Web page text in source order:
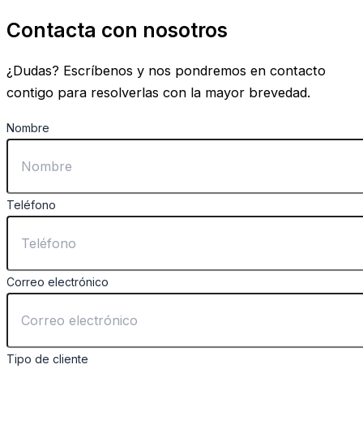
Contacta con nosotros
¿Dudas? Escríbenos y nos pondremos en contacto
contigo para resolverlas con la mayor brevedad.
Nombre
Teléfono
Correo electrónico
Tipo de cliente